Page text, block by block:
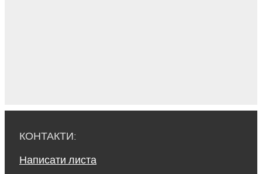
КОНТАКТИ:
Написати листа